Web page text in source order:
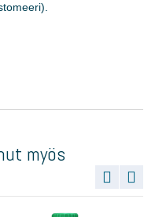
myös